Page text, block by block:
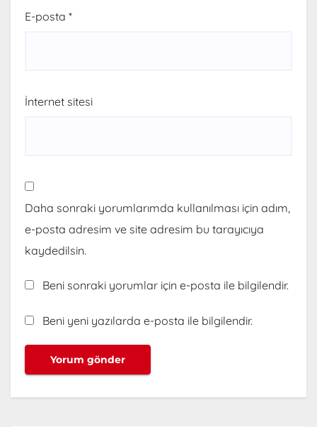
E-posta *
İnternet sitesi
Daha sonraki yorumlarımda kullanılması için adım,
e-posta adresim ve site adresim bu tarayıcıya
kaydedilsin.
Beni sonraki yorumlar için e-posta ile bilgilendir.
Beni yeni yazılarda e-posta ile bilgilendir.